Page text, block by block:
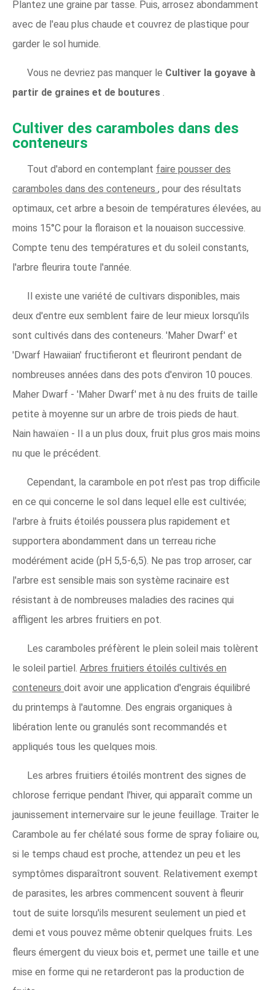
Plantez une graine par tasse. Puis, arrosez abondamment
avec de l'eau plus chaude et couvrez de plastique pour
garder le sol humide.
Vous ne devriez pas manquer le Cultiver la goyave à
partir de graines et de boutures .
Cultiver des caramboles dans des
conteneurs
Tout d'abord en contemplant faire pousser des
caramboles dans des conteneurs , pour des résultats
optimaux, cet arbre a besoin de températures élevées, au
moins 15°C pour la floraison et la nouaison successive.
Compte tenu des températures et du soleil constants,
l'arbre fleurira toute l'année.
Il existe une variété de cultivars disponibles, mais
deux d'entre eux semblent faire de leur mieux lorsqu'ils
sont cultivés dans des conteneurs. 'Maher Dwarf' et
'Dwarf Hawaiian' fructifieront et fleuriront pendant de
nombreuses années dans des pots d'environ 10 pouces.
Maher Dwarf - 'Maher Dwarf' met à nu des fruits de taille
petite à moyenne sur un arbre de trois pieds de haut.
Nain hawaïen - Il a un plus doux, fruit plus gros mais moins
nu que le précédent.
Cependant, la carambole en pot n'est pas trop difficile
en ce qui concerne le sol dans lequel elle est cultivée;
l'arbre à fruits étoilés poussera plus rapidement et
supportera abondamment dans un terreau riche
modérément acide (pH 5,5-6,5). Ne pas trop arroser, car
l'arbre est sensible mais son système racinaire est
résistant à de nombreuses maladies des racines qui
affligent les arbres fruitiers en pot.
Les caramboles préfèrent le plein soleil mais tolèrent
le soleil partiel. Arbres fruitiers étoilés cultivés en
conteneurs doit avoir une application d'engrais équilibré
du printemps à l'automne. Des engrais organiques à
libération lente ou granulés sont recommandés et
appliqués tous les quelques mois.
Les arbres fruitiers étoilés montrent des signes de
chlorose ferrique pendant l'hiver, qui apparaît comme un
jaunissement internervaire sur le jeune feuillage. Traiter le
Carambole au fer chélaté sous forme de spray foliaire ou,
si le temps chaud est proche, attendez un peu et les
symptômes disparaîtront souvent. Relativement exempt
de parasites, les arbres commencent souvent à fleurir
tout de suite lorsqu'ils mesurent seulement un pied et
demi et vous pouvez même obtenir quelques fruits. Les
fleurs émergent du vieux bois et, permet une taille et une
mise en forme qui ne retarderont pas la production de